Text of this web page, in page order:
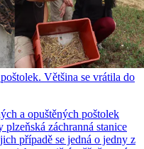
Většina se vrátila do
a opuštěných poštolek
plzeňská záchranná stanice
případě se jedná o jedny z